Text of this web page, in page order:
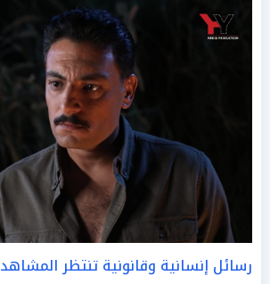
رسائل إنسانية وقانونية تنتظر المشاهد